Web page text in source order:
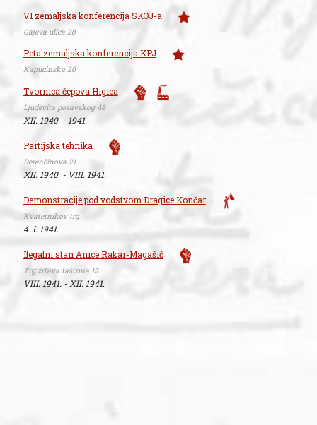
VI zemaljska konferencija SKOJ-a
Gajeva ulica 28
Peta zemaljska konferencija KPJ
Kapucinska 20
Tvornica čepova Higiea
Ljudevita posavskog 48
XII. 1940. - 1941.
Partijska tehnika
Derenčinova 21
XII. 1940. - VIII. 1941.
Demonstracije pod vodstvom Dragice Končar
Kvaternikov trg
4. I. 1941.
Ilegalni stan Anice Rakar-Magašić
Trg žrtava fašizma 15
VIII. 1941. - XII. 1941.